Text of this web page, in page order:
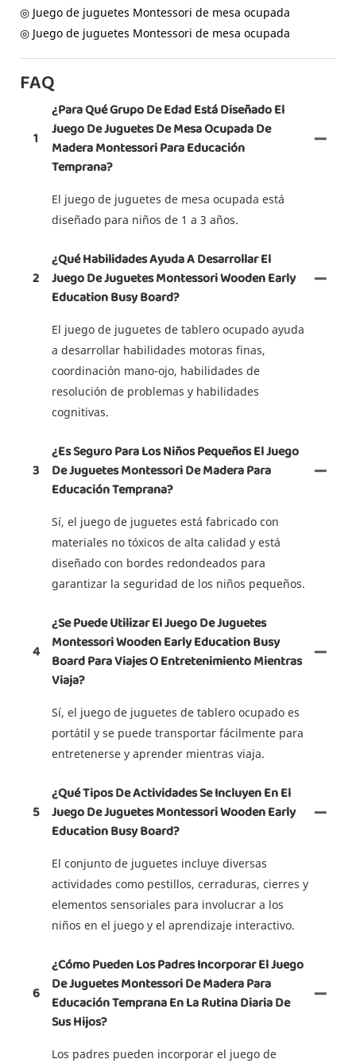
◎ Juego de juguetes Montessori de mesa ocupada
◎ Juego de juguetes Montessori de mesa ocupada
FAQ
1
¿Para Qué Grupo De Edad Está Diseñado El
Juego De Juguetes De Mesa Ocupada De
Madera Montessori Para Educación
Temprana?
El juego de juguetes de mesa ocupada está
diseñado para niños de 1 a 3 años.
2
¿Qué Habilidades Ayuda A Desarrollar El
Juego De Juguetes Montessori Wooden Early
Education Busy Board?
El juego de juguetes de tablero ocupado ayuda
a desarrollar habilidades motoras finas,
coordinación mano-ojo, habilidades de
resolución de problemas y habilidades
cognitivas.
3
¿Es Seguro Para Los Niños Pequeños El Juego
De Juguetes Montessori De Madera Para
Educación Temprana?
Sí, el juego de juguetes está fabricado con
materiales no tóxicos de alta calidad y está
diseñado con bordes redondeados para
garantizar la seguridad de los niños pequeños.
4
¿Se Puede Utilizar El Juego De Juguetes
Montessori Wooden Early Education Busy
Board Para Viajes O Entretenimiento Mientras
Viaja?
Sí, el juego de juguetes de tablero ocupado es
portátil y se puede transportar fácilmente para
entretenerse y aprender mientras viaja.
5
¿Qué Tipos De Actividades Se Incluyen En El
Juego De Juguetes Montessori Wooden Early
Education Busy Board?
El conjunto de juguetes incluye diversas
actividades como pestillos, cerraduras, cierres y
elementos sensoriales para involucrar a los
niños en el juego y el aprendizaje interactivo.
6
¿Cómo Pueden Los Padres Incorporar El Juego
De Juguetes Montessori De Madera Para
Educación Temprana En La Rutina Diaria De
Sus Hijos?
Los padres pueden incorporar el juego de